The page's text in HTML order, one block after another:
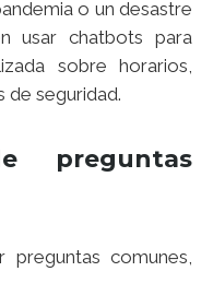
o un desastre
usar chatbots para
sobre horarios,
de seguridad.
preguntas
comunes,